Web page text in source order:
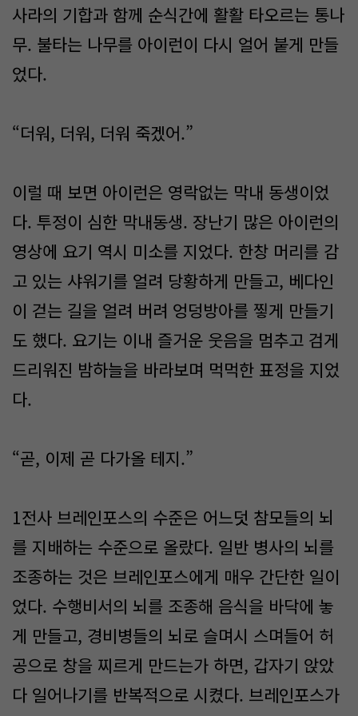
사라의 기합과 함께 순식간에 활활 타오르는 통나
무. 불타는 나무를 아이런이 다시 얼어 붙게 만들
었다.
“더워, 더워, 더워 죽겠어.”
이럴 때 보면 아이런은 영락없는 막내 동생이었
다. 투정이 심한 막내동생. 장난기 많은 아이런의
영상에 요기 역시 미소를 지었다. 한창 머리를 감
고 있는 샤워기를 얼려 당황하게 만들고, 베다인
이 걷는 길을 얼려 버려 엉덩방아를 찧게 만들기
도 했다. 요기는 이내 즐거운 웃음을 멈추고 검게
드리워진 밤하늘을 바라보며 먹먹한 표정을 지었
다.
“곧, 이제 곧 다가올 테지.”
1전사 브레인포스의 수준은 어느덧 참모들의 뇌
를 지배하는 수준으로 올랐다. 일반 병사의 뇌를
조종하는 것은 브레인포스에게 매우 간단한 일이
었다. 수행비서의 뇌를 조종해 음식을 바닥에 놓
게 만들고, 경비병들의 뇌로 슬며시 스며들어 허
공으로 창을 찌르게 만드는가 하면, 갑자기 앉았
다 일어나기를 반복적으로 시켰다. 브레인포스가